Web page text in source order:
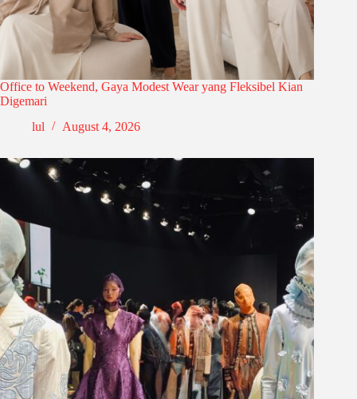
Office to Weekend, Gaya Modest Wear yang Fleksibel Kian
Digemari
lul
August 4, 2026